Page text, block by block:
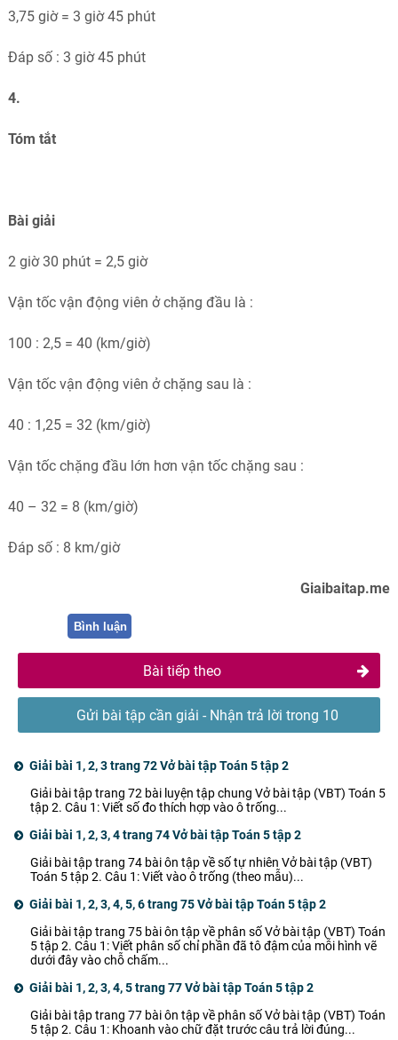
3,75 giờ = 3 giờ 45 phút
Đáp số : 3 giờ 45 phút
4.
Tóm tắt
Bài giải
2 giờ 30 phút = 2,5 giờ
Vận tốc vận động viên ở chặng đầu là :
100 : 2,5 = 40 (km/giờ)
Vận tốc vận động viên ở chặng sau là :
40 : 1,25 = 32 (km/giờ)
Vận tốc chặng đầu lớn hơn vận tốc chặng sau :
40 – 32 = 8 (km/giờ)
Đáp số : 8 km/giờ
Giaibaitap.me
Bình luận
Bài tiếp theo
Gửi bài tập cần giải - Nhận trả lời trong 10
Giải bài 1, 2, 3 trang 72 Vở bài tập Toán 5 tập 2
Giải bài tập trang 72 bài luyện tập chung Vở bài tập (VBT) Toán 5
tập 2. Câu 1: Viết số đo thích hợp vào ô trống...
Giải bài 1, 2, 3, 4 trang 74 Vở bài tập Toán 5 tập 2
Giải bài tập trang 74 bài ôn tập về số tự nhiên Vở bài tập (VBT)
Toán 5 tập 2. Câu 1: Viết vào ô trống (theo mẫu)...
Giải bài 1, 2, 3, 4, 5, 6 trang 75 Vở bài tập Toán 5 tập 2
Giải bài tập trang 75 bài ôn tập về phân số Vở bài tập (VBT) Toán
5 tập 2. Câu 1: Viết phân số chỉ phần đã tô đậm của mỗi hình vẽ
dưới đây vào chỗ chấm...
Giải bài 1, 2, 3, 4, 5 trang 77 Vở bài tập Toán 5 tập 2
Giải bài tập trang 77 bài ôn tập về phân số Vở bài tập (VBT) Toán
5 tập 2. Câu 1: Khoanh vào chữ đặt trước câu trả lời đúng...